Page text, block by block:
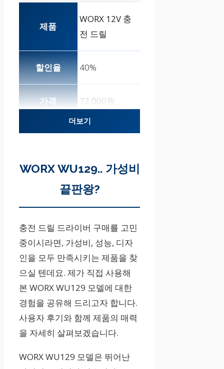
WORX 12V 충
전 드릴
40%
72,000원
5
디월트 임팩트
드라이버
29%
342,110원
3.5
더보기
WORX WU129.. 가성비
끝판왕?
충전 드릴 드라이버 구매를 고민
중이시라면, 가성비, 성능, 디자
인을 모두 만족시키는 제품을 찾
으실 텐데요. 제가 직접 사용해
본 WORX WU129 모델에 대한
경험을 공유해 드리고자 합니다.
사용자 후기와 함께 제품의 매력
을 자세히 살펴보겠습니다.
WORX WU129 모델은 뛰어난